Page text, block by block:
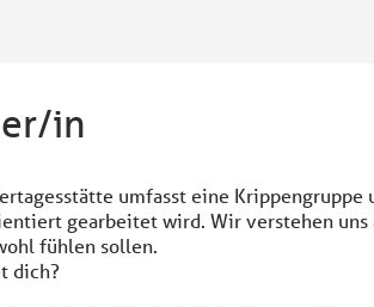
in
umfasst eine
gearbeitet wird. Wir verstehen
fühlen sollen.
dich?